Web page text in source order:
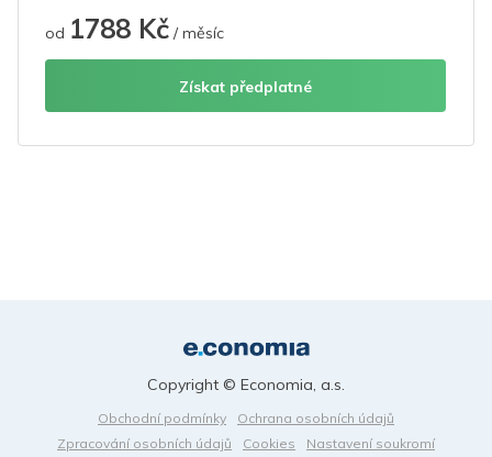
od 1788 Kč / měsíc
Získat předplatné
Obchodní podmínky
Ochrana osobních údajů
Zpracování osobních údajů
Cookies Nastavení soukromí
Copyright © Economia, a.s.